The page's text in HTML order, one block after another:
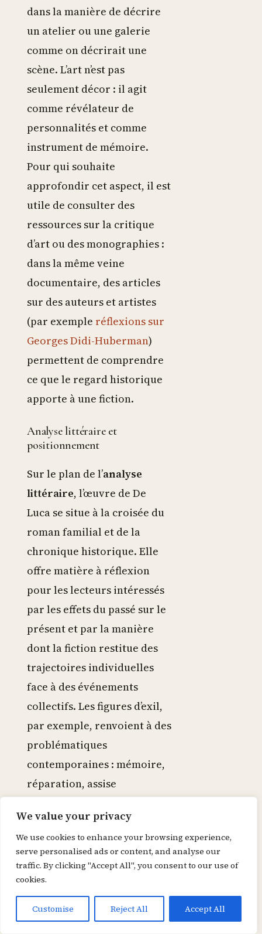
We value your privacy
We use cookies to enhance your browsing experience,
serve personalised ads or content, and analyse our
traffic. By clicking "Accept All", you consent to our use of
cookies.
Customise Reject All Accept All
dans la manière de décrire
un atelier ou une galerie
comme on décrirait une
scène. L’art n’est pas
seulement décor : il agit
comme révélateur de
personnalités et comme
instrument de mémoire.
Pour qui souhaite
approfondir cet aspect, il est
utile de consulter des
ressources sur la critique
d’art ou des monographies :
dans la même veine
documentaire, des articles
sur des auteurs et artistes
(par exemple réflexions sur
Georges Didi-Huberman)
permettent de comprendre
ce que le regard historique
apporte à une fiction.
Analyse littéraire et
positionnement
Sur le plan de l’analyse
littéraire, l’œuvre de De
Luca se situe à la croisée du
roman familial et de la
chronique historique. Elle
offre matière à réflexion
pour les lecteurs intéressés
par les effets du passé sur le
présent et par la manière
dont la fiction restitue des
trajectoires individuelles
face à des événements
collectifs. Les figures d’exil,
par exemple, renvoient à des
problématiques
contemporaines : mémoire,
réparation, assise
La langue utilisée reste très
ancrée dans la tradition de
la littérature française
contemporaine qui
privilégie la lisibilité et la